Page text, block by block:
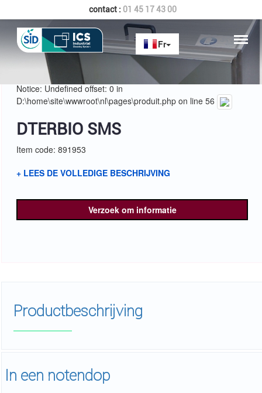
contact : 01 45 17 43 00
DTERBIO SMS
Notice: Undefined offset: 0 in
D:\home\site\wwwroot\nl\pages\produit.php on line 56
DTERBIO SMS
Item code: 891953
+ LEES DE VOLLEDIGE BESCHRIJVING
Verzoek om informatie
Productbeschrijving
In een notendop